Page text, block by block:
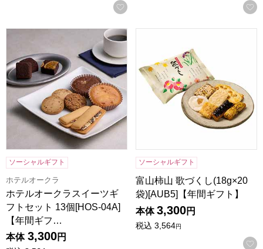
お気に入りに登録する
ホテルオークラスイーツギフトセット 13個[HOS-04A]【年
ソーシャルギフト
ホテルオークラ
ホテルオークラスイーツギ
フトセット 13個[HOS-04A]
【年間ギフ…
本体 3,300円
ソーシャルギフト
富山柿山 歌づくし(18g×20
袋)[AUB5]【年間ギフト】
本体 3,300円
税込 3,564円